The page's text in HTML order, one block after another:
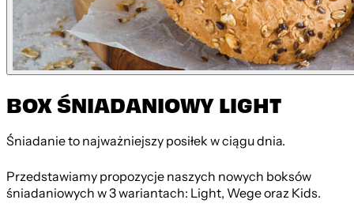
BOX ŚNIADANIOWY LIGHT
Śniadanie to najważniejszy posiłek w ciągu dnia.
Przedstawiamy propozycje naszych nowych boksów
śniadaniowych w 3 wariantach: Light, Wege oraz Kids.